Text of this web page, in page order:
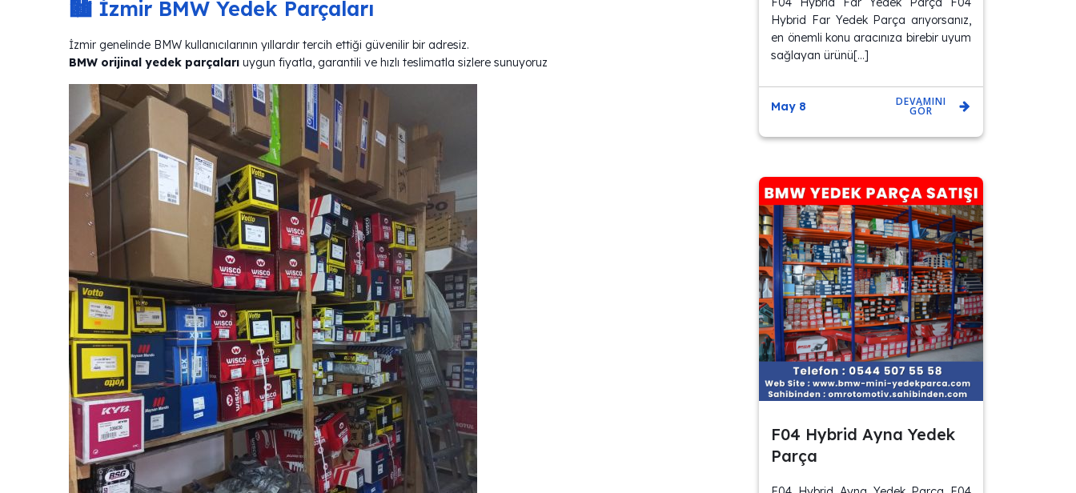
🏙️ İzmir BMW Yedek Parçaları
İzmir genelinde BMW kullanıcılarının yıllardır tercih ettiği güvenilir bir adresiz.
BMW orijinal yedek parçaları uygun fiyatla, garantili ve hızlı teslimatla sizlere sunuyoruz
Hybrid Far Yedek Parça arıyorsanız,
en önemli konu aracınıza birebir uyum
sağlayan ürünü[…]
May 8 DEVAMINI
GÖR
F04 Hybrid Ayna Yedek
Parça